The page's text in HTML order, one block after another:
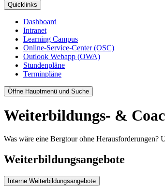
Quicklinks
Dashboard
Intranet
Learning Campus
Online-Service-Center (OSC)
Outlook Webapp (OWA)
Stundenpläne
Terminpläne
Öffne Hauptmenü und Suche
Weiterbildungs- &
Was wäre eine Bergtour ohne Herausforderungen?
Weiterbildungsangebote
Interne Weiterbildungsangebote